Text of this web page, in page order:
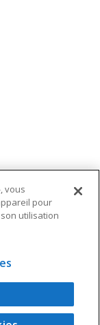
Visual Concept
vous
pour
utilisation